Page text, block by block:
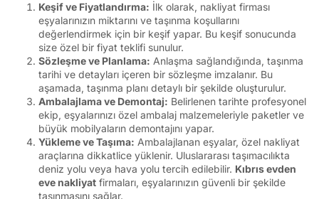
Keşif ve Fiyatlandırma: İlk olarak, nakliyat firması
eşyalarınızın miktarını ve taşınma koşullarını
değerlendirmek için bir keşif yapar. Bu keşif sonucunda
size özel bir fiyat teklifi sunulur.
Sözleşme ve Planlama: Anlaşma sağlandığında, taşınma
tarihi ve detayları içeren bir sözleşme imzalanır. Bu
aşamada, taşınma planı detaylı bir şekilde oluşturulur.
Ambalajlama ve Demontaj: Belirlenen tarihte profesyonel
ekip, eşyalarınızı özel ambalaj malzemeleriyle paketler ve
büyük mobilyaların demontajını yapar.
Yükleme ve Taşıma: Ambalajlanan eşyalar, özel nakliyat
araçlarına dikkatlice yüklenir. Uluslararası taşımacılıkta
deniz yolu veya hava yolu tercih edilebilir. Kıbrıs evden
eve nakliyat firmaları, eşyalarınızın güvenli bir şekilde
taşınmasını sağlar.